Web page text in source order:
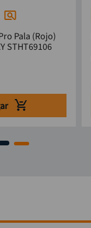
Pala (Rojo)
STHT69106